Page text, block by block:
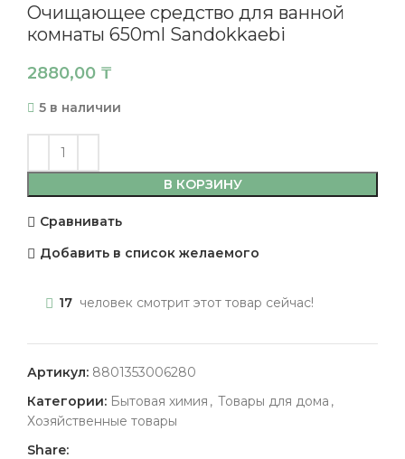
Очищающее средство для ванной
комнаты 650ml Sandokkaebi
2880,00 ₸
5 в наличии
В КОРЗИНУ
Сравнивать
Добавить в список желаемого
17 человек смотрит этот товар сейчас!
Артикул: 8801353006280
Категории: Бытовая химия , Товары для дома ,
Хозяйственные товары
Share: